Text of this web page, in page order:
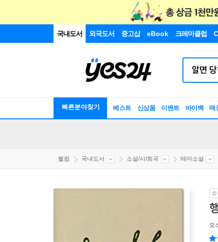
국내도서 외국도서 중고샵 eBook 크레마클럽
빠른분야찾기 베스트 신상품 이벤트 바이백 매
웰컴 국내도서 소설/시/희곡 테마소설
오